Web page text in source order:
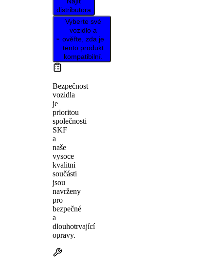
distributora
Vyberte své
vozidlo a
ověřte, zda je
tento produkt
kompatibilní.
Bezpečnost
vozidla
je
prioritou
společnosti
SKF
a
naše
vysoce
kvalitní
součásti
jsou
navrženy
pro
bezpečné
a
dlouhotrvající
opravy.